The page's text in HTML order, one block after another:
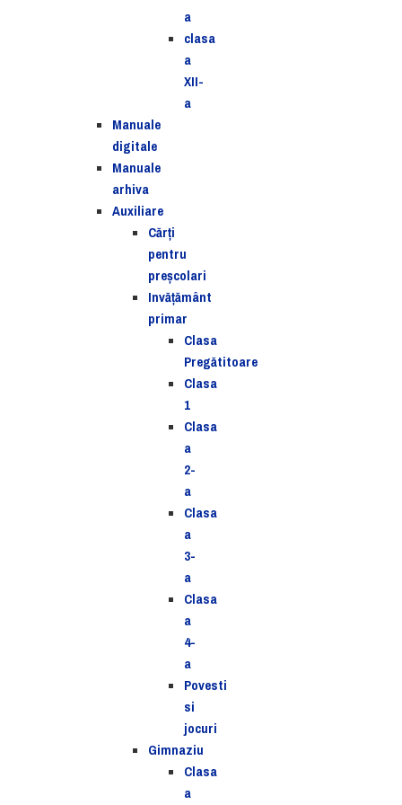
a
clasa
a
XII-
a
Manuale
digitale
Manuale
arhiva
Auxiliare
Cărţi
pentru
preşcolari
Invățământ
primar
Clasa
Pregătitoare
Clasa
1
Clasa
a
2-
a
Clasa
a
3-
a
Clasa
a
4-
a
Povesti
si
jocuri
Gimnaziu
Clasa
a